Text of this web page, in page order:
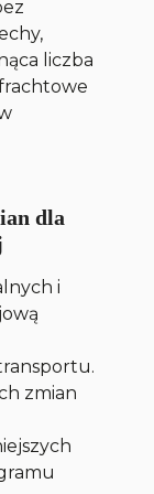
liczba
dla
i
zmian